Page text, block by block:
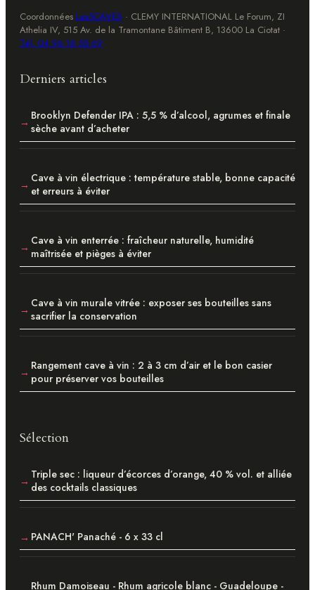
Coordonnées Les5CAVES · CLEMY INTERNATIONAL Le Forum, ZI
Athelia IV, 515 Av. de la Tramontane Bâtiment B, 13600 La Ciotat ·
Tél. 04 96 18 55 69
Derniers articles
Brooklyn Defender IPA : 5,5 % d’alcool, agrumes et finale
sèche avant d’acheter
Cave à vin électrique : température stable, bonne capacité
et erreurs à éviter
Cave à vin enterrée : fraîcheur naturelle, humidité
maîtrisée et pièges à éviter
Cave à vin murale vitrée : exposer ses bouteilles sans
sacrifier la conservation
Rangement cave à vin : 2 à 3 cm d’air et le bon casier
pour préserver vos bouteilles
Sélection
Triple sec : liqueur d’écorces d’orange, 40 % vol. et alliée
des cocktails classiques
PANACH' Panaché - 6 x 33 cl
Rhum Damoiseau - Rhum agricole blanc - Guadeloupe -